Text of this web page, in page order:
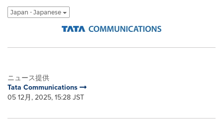
Japan - Japanese
ニュース提供
Tata Communications
05 12月, 2025, 15:28 JST